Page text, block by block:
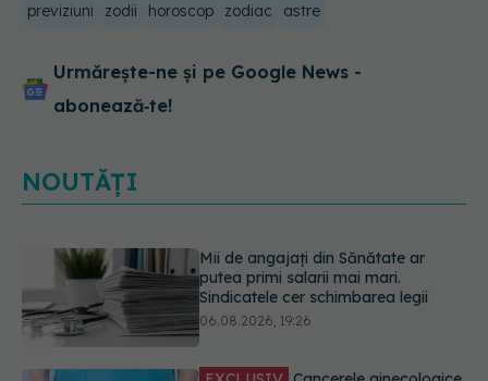
previziuni zodii horoscop zodiac astre
Urmărește-ne și pe Google News -
abonează‑te!
NOUTĂȚI
EXCLUSIV Cancerele ginecologice
care pot fi tratate fără operație. Dr.
Sorin Bogdan (SANADOR): Chirurgia
este indicată doar punctual, pentru